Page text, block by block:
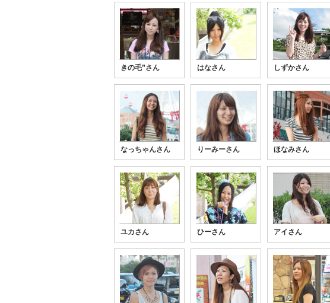
きの毛”さん はなさん しずかさん
なっちゃんさん りーみーさん ほなみさん
ユカさん ひーさん アイさん